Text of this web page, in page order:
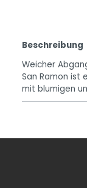
Beschreibung
Weicher
San Ramon ist
mit blumigen